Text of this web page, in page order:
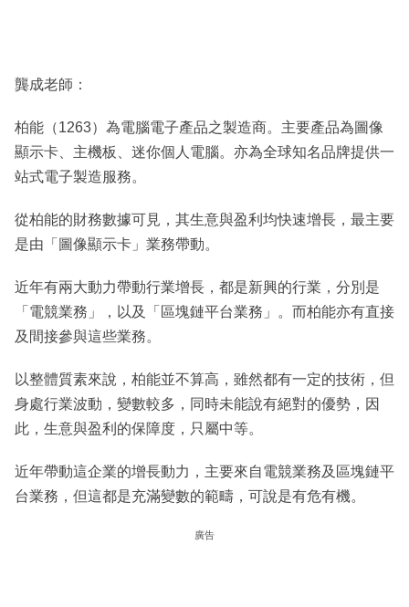
龔成老師：
柏能（1263）為電腦電子產品之製造商。主要產品為圖像
顯示卡、主機板、迷你個人電腦。亦為全球知名品牌提供一
站式電子製造服務。
從柏能的財務數據可見，其生意與盈利均快速增長，最主要
是由「圖像顯示卡」業務帶動。
近年有兩大動力帶動行業增長，都是新興的行業，分別是
「電競業務」，以及「區塊鏈平台業務」。而柏能亦有直接
及間接參與這些業務。
以整體質素來說，柏能並不算高，雖然都有一定的技術，但
身處行業波動，變數較多，同時未能說有絕對的優勢，因
此，生意與盈利的保障度，只屬中等。
近年帶動這企業的增長動力，主要來自電競業務及區塊鏈平
台業務，但這都是充滿變數的範疇，可說是有危有機。
廣告